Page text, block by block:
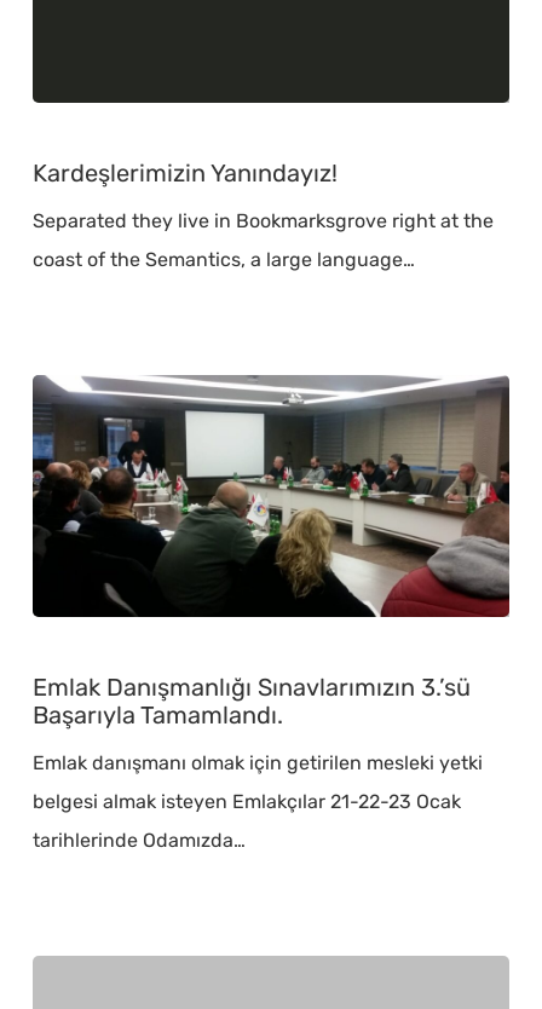
Yanındayız!
Kardeşlerimizin Yanındayız!
Separated they live in Bookmarksgrove right at the
coast of the Semantics, a large language…
Danışmanlığı
Sınavlarımızın
3.’sü
Başarıyla
Tamamlandı.
Emlak Danışmanlığı Sınavlarımızın 3.’sü
Başarıyla Tamamlandı.
Emlak danışmanı olmak için getirilen mesleki yetki
belgesi almak isteyen Emlakçılar 21-22-23 Ocak
tarihlerinde Odamızda…